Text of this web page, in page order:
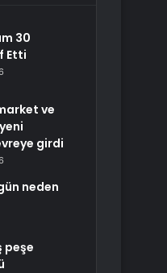
30
Etti
ve
girdi
neden
peşe